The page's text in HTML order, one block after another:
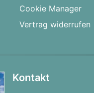
Cookie Manager
Vertrag widerrufen
Kontakt